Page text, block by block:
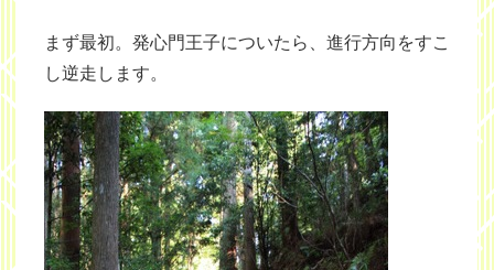
まず最初。発心門王子についたら、進行方向をすこ
し逆走します。